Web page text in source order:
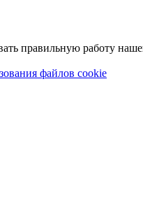
правильную работу
файлов cookie